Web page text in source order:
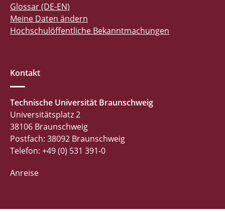
Glossar (DE-EN)
Meine Daten ändern
Hochschulöffentliche Bekanntmachungen
Kontakt
Technische Universität Braunschweig
Universitätsplatz 2
38106 Braunschweig
Postfach: 38092 Braunschweig
Telefon: +49 (0) 531 391-0
Anreise